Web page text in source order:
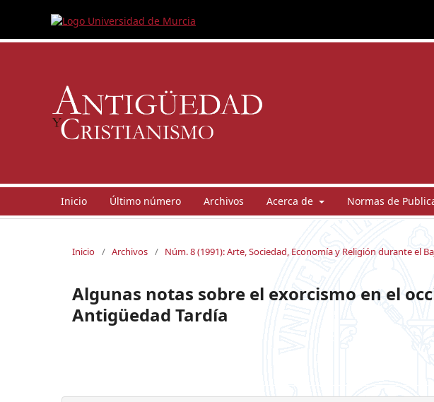
Inicio Último número Archivos Acerca de Normas de
Inicio / Archivos / Núm. 8 (1991): Arte, Sociedad, Economía y Religión durante el
Algunas notas sobre el exorcismo en el
Antigüedad Tardía